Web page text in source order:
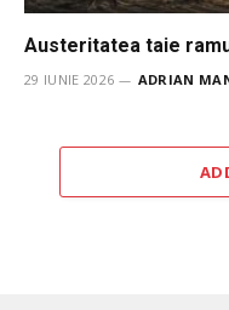
Austeritatea taie
29 IUNIE 2026 ADRIAN